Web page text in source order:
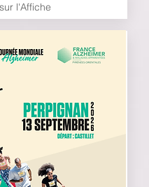
l'Affiche